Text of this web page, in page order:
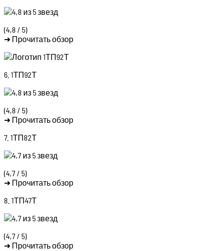
(4,8 / 5)
➜ Прочитать обзор
6. 1ТП92Т
(4,8 / 5)
➜ Прочитать обзор
7. 1ТП82Т
(4,7 / 5)
➜ Прочитать обзор
8. 1ТП47Т
(4,7 / 5)
➜ Прочитать обзор